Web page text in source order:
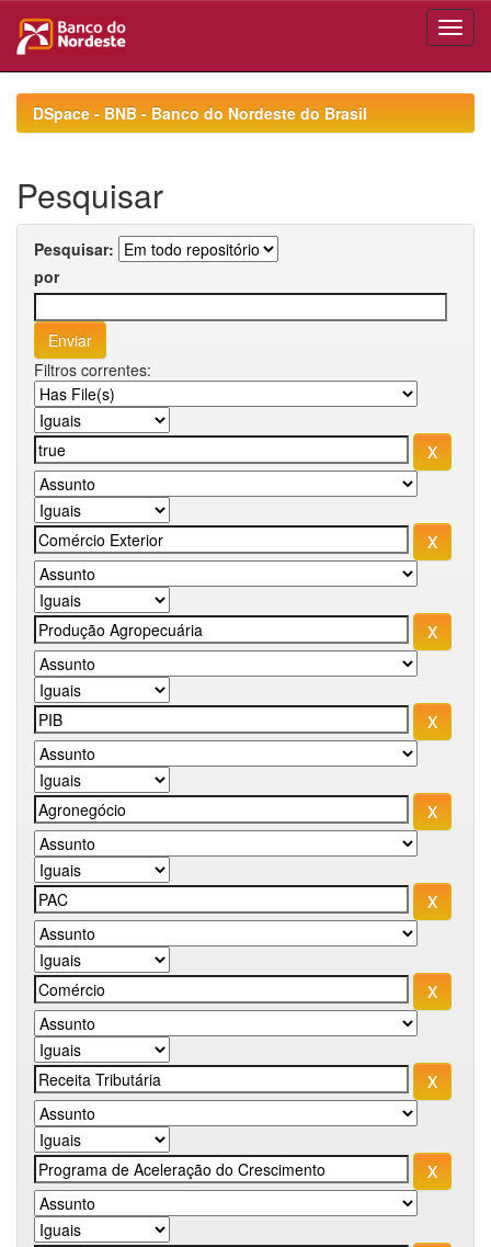
navigationDSpace - BNB - Banco do Nordeste do Brasil
Pesquisar
Pesquisar:
por
Filtros correntes: